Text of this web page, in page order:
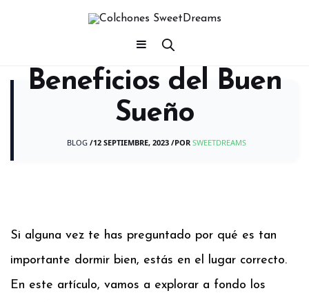
Beneficios del Buen
Sueño
BLOG/12 SEPTIEMBRE, 2023/POR SWEETDREAMS
Si alguna vez te has preguntado por qué es tan
importante dormir bien, estás en el lugar correcto.
En este artículo, vamos a explorar a fondo los